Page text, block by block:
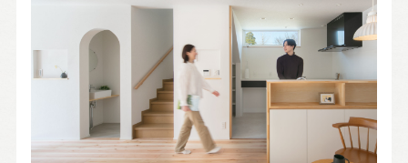
お問い合わせ・カタログ請求
家づくり無料相談会